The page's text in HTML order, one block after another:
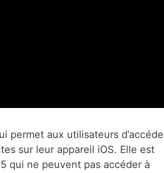
permet aux utilisateurs
sur leur appareil iOS. Elle est
qui ne peuvent pas accéder à